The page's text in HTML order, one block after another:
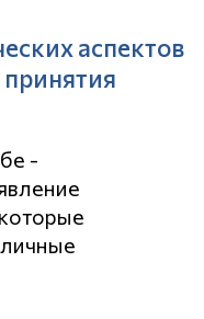
аспектов
принятия
-